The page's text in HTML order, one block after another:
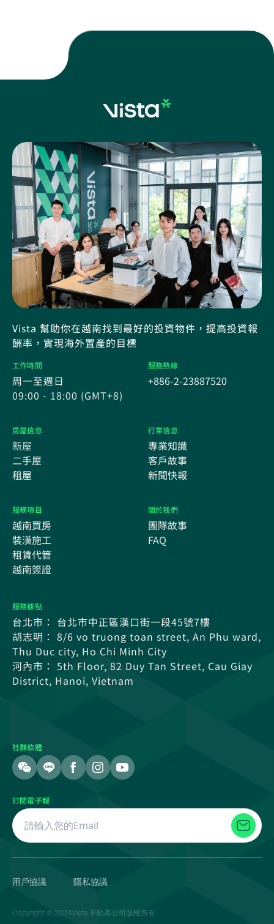
Vista 幫助你在越南找到最好的投資物件，提高投資報
酬率，實現海外置產的目標
工作時間
周一至週日
09:00 - 18:00 (GMT+8)
服務熱線
+886-2-23887520
房屋信息
新屋
二手屋
租屋
行業信息
專業知識
客戶故事
新聞快報
服務項目
越南買房
裝潢施工
租賃代管
越南簽證
關於我們
團隊故事
FAQ
服務據點
台北市： 台北市中正區漢口街一段45號7樓
胡志明： 8/6 vo truong toan street, An Phu ward,
Thu Duc city, Ho Chi Minh City
河內市： 5th Floor, 82 Duy Tan Street, Cau Giay
District, Hanoi, Vietnam
社群軟體
訂閱電子報
Copyright © 2024Vista 不動產公司版權所有
用戶協議 隱私協議